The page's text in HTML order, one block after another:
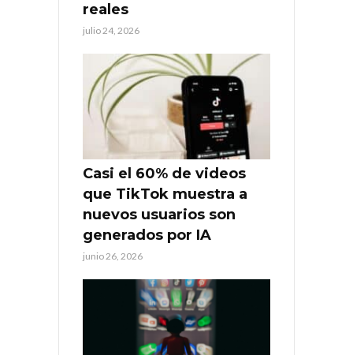
reales
julio 24, 2026
Casi el 60% de videos
que TikTok muestra a
nuevos usuarios son
generados por IA
junio 26, 2026